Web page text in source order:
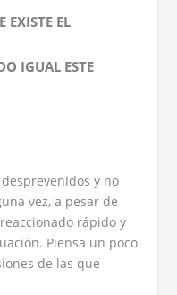
EXISTE EL
IGUAL ESTE
y no
vez, a pesar de
rápido y
Piensa un poco
de las que